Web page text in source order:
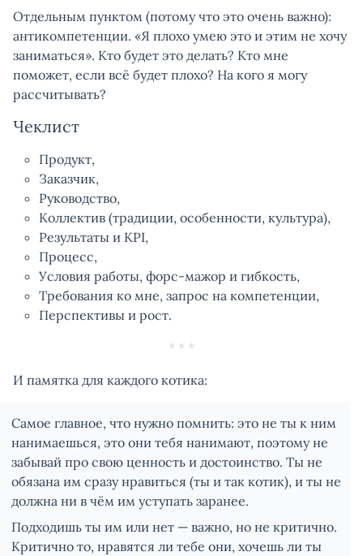
Отдельным пунктом (потому что это очень важно):
антикомпетенции. «Я плохо умею это и этим не хочу
заниматься». Кто будет это делать? Кто мне
поможет, если всё будет плохо? На кого я могу
рассчитывать?
Чеклист
Продукт,
Заказчик,
Руководство,
Коллектив (традиции, особенности, культура),
Результаты и KPI,
Процесс,
Условия работы, форс-мажор и гибкость,
Требования ко мне, запрос на компетенции,
Перспективы и рост.
* * *
И памятка для каждого котика:
Самое главное, что нужно помнить: это не ты к ним
нанимаешься, это они тебя нанимают, поэтому не
забывай про свою ценность и достоинство. Ты не
обязана им сразу нравиться (ты и так котик), и ты не
должна ни в чём им уступать заранее.
Подходишь ты им или нет — важно, но не критично.
Критично то, нравятся ли тебе они, хочешь ли ты